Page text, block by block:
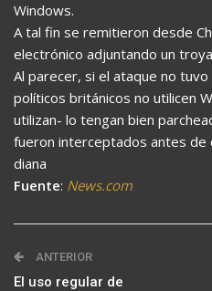
Windows.
A tal fin se remitieron desde
electrónico adjuntando un
Al parecer, si el ataque no
políticos británicos no utilicen
utilizan- lo tengan bien
fueron interceptados antes de
diana
Fuente: News.com
ANTERIOR
El uso regular de